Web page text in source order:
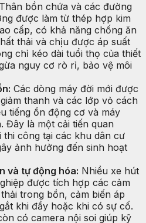
Thân bồn chứa và các đường
được làm từ thép hợp kim
cấp, có khả năng chống ăn
thải và chịu được áp suất
chỉ kéo dài tuổi thọ của thiết
nguy cơ rò rỉ, bảo vệ môi
Các dòng máy đời mới được
thanh và các lớp vỏ cách
tiếng ồn động cơ và máy
Đây là một cải tiến quan
công tại các khu dân cư
ảnh hưởng đến sinh hoạt
và tự động hóa: Nhiều xe hút
được tích hợp các cảm
trong bồn, cảm biến áp
khi đầy hoặc khi có sự cố.
có camera nội soi giúp kỹ